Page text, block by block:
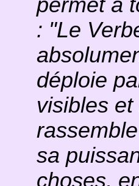
permet à
: "Le
déploie
visibles
sa
choses,